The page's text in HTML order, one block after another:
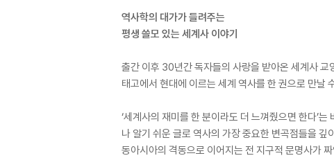
역사학의 대가가 들려주는
평생 쓸모 있는 세계사 이야기
출간 이후 30년간 독자들의 사랑을 받아온 세계사 교
태고에서 현대에 이르는 세계 역사를 한 권으로 만날
‘세계사의 재미를 한 분이라도 더 느껴줬으면 한다’
나 알기 쉬운 글로 역사의 가장 중요한 변곡점들을
동아시아의 격동으로 이어지는 전 지구적 문명사가